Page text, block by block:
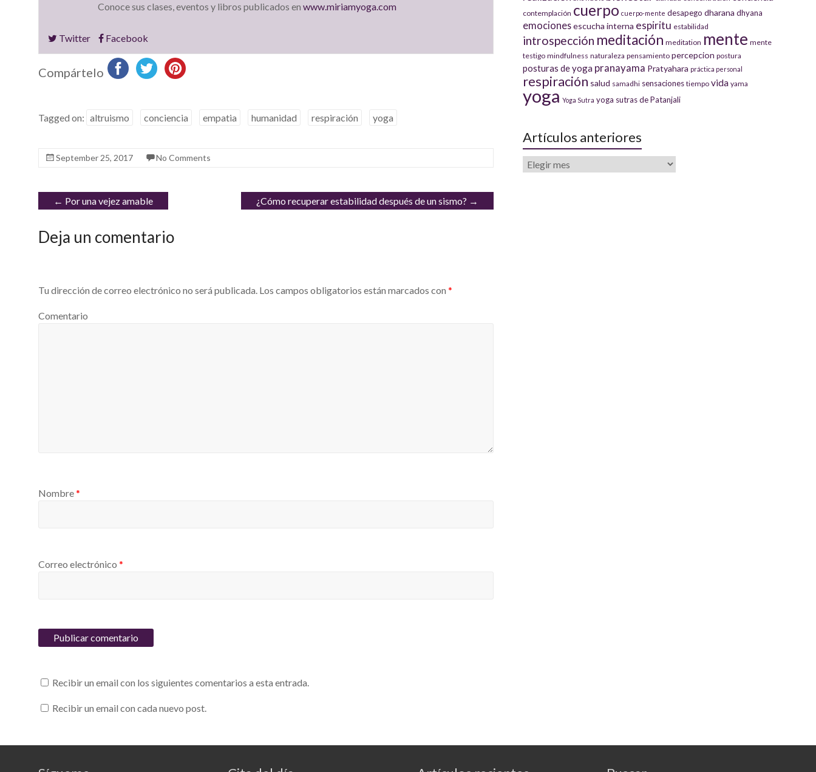
Conoce sus clases, eventos y libros publicados en www.miriamyoga.com
Twitter Facebook
Compártelo
Tagged on: altruismo conciencia empatia humanidad respiración yoga
September 25, 2017 No Comments
← Por una vejez amable ¿Cómo recuperar estabilidad después de un sismo? →
Deja un comentario
Tu dirección de correo electrónico no será publicada. Los campos obligatorios están marcados con *
Comentario
Nombre*
Correo electrónico *
Recibir un email con los siguientes comentarios a esta entrada.
Recibir un email con cada nuevo post.
contemplación cuerpo cuerpo-mente desapego dharana dhyana
emocionesescucha interna espiritu estabilidad
introspección meditación meditation mente mente
testigo mindfulness naturaleza pensamiento percepcion postura
posturas de yoga pranayama Pratyahara práctica personal
respiración salud samadhi sensaciones tiempo vida yama
yoga Yoga Sutra yoga sutras de Patanjali
Artículos anteriores